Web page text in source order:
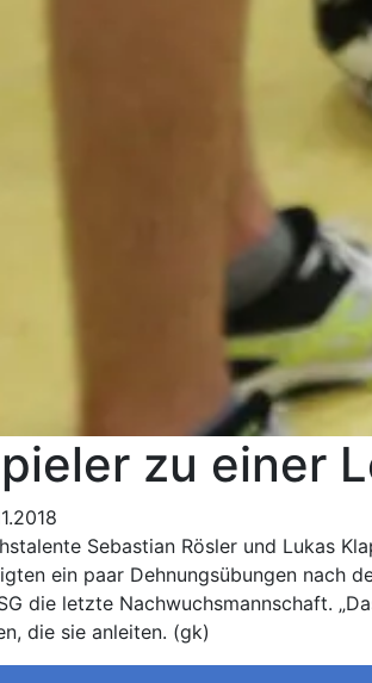
zu einer
Sebastian Rösler und Lukas
ein paar Dehnungsübungen nach
die letzte Nachwuchsmannschaft.
die sie anleiten. (gk)